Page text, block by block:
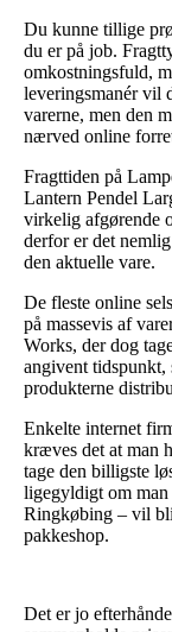
Du kunne tillige
du er på job.
omkostningsfuld,
leveringsmanér vil
varerne, men den
nærved online
Fragttiden på
Lantern Pendel
virkelig afgørende
derfor er det
den aktuelle vare.
De fleste online
på massevis af
Works, der dog
angivent tidspunkt,
produkterne
Enkelte internet
kræves det at man
tage den billigste
ligegyldigt om
Ringkøbing – vil
pakkeshop.
Det er jo